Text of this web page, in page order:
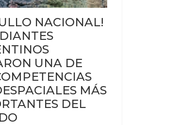
NACIONAL!
UNA DE
MÁS
DEL